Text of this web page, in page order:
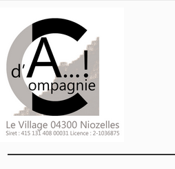
contenu